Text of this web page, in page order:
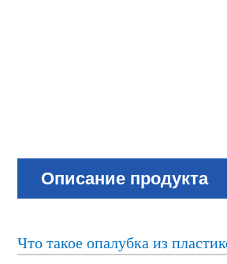
Описание продукта
Что такое опалубка из